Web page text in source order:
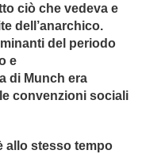
ciò che vedeva e
dell’anarchico.
del periodo
e
di Munch era
convenzioni sociali
allo stesso tempo